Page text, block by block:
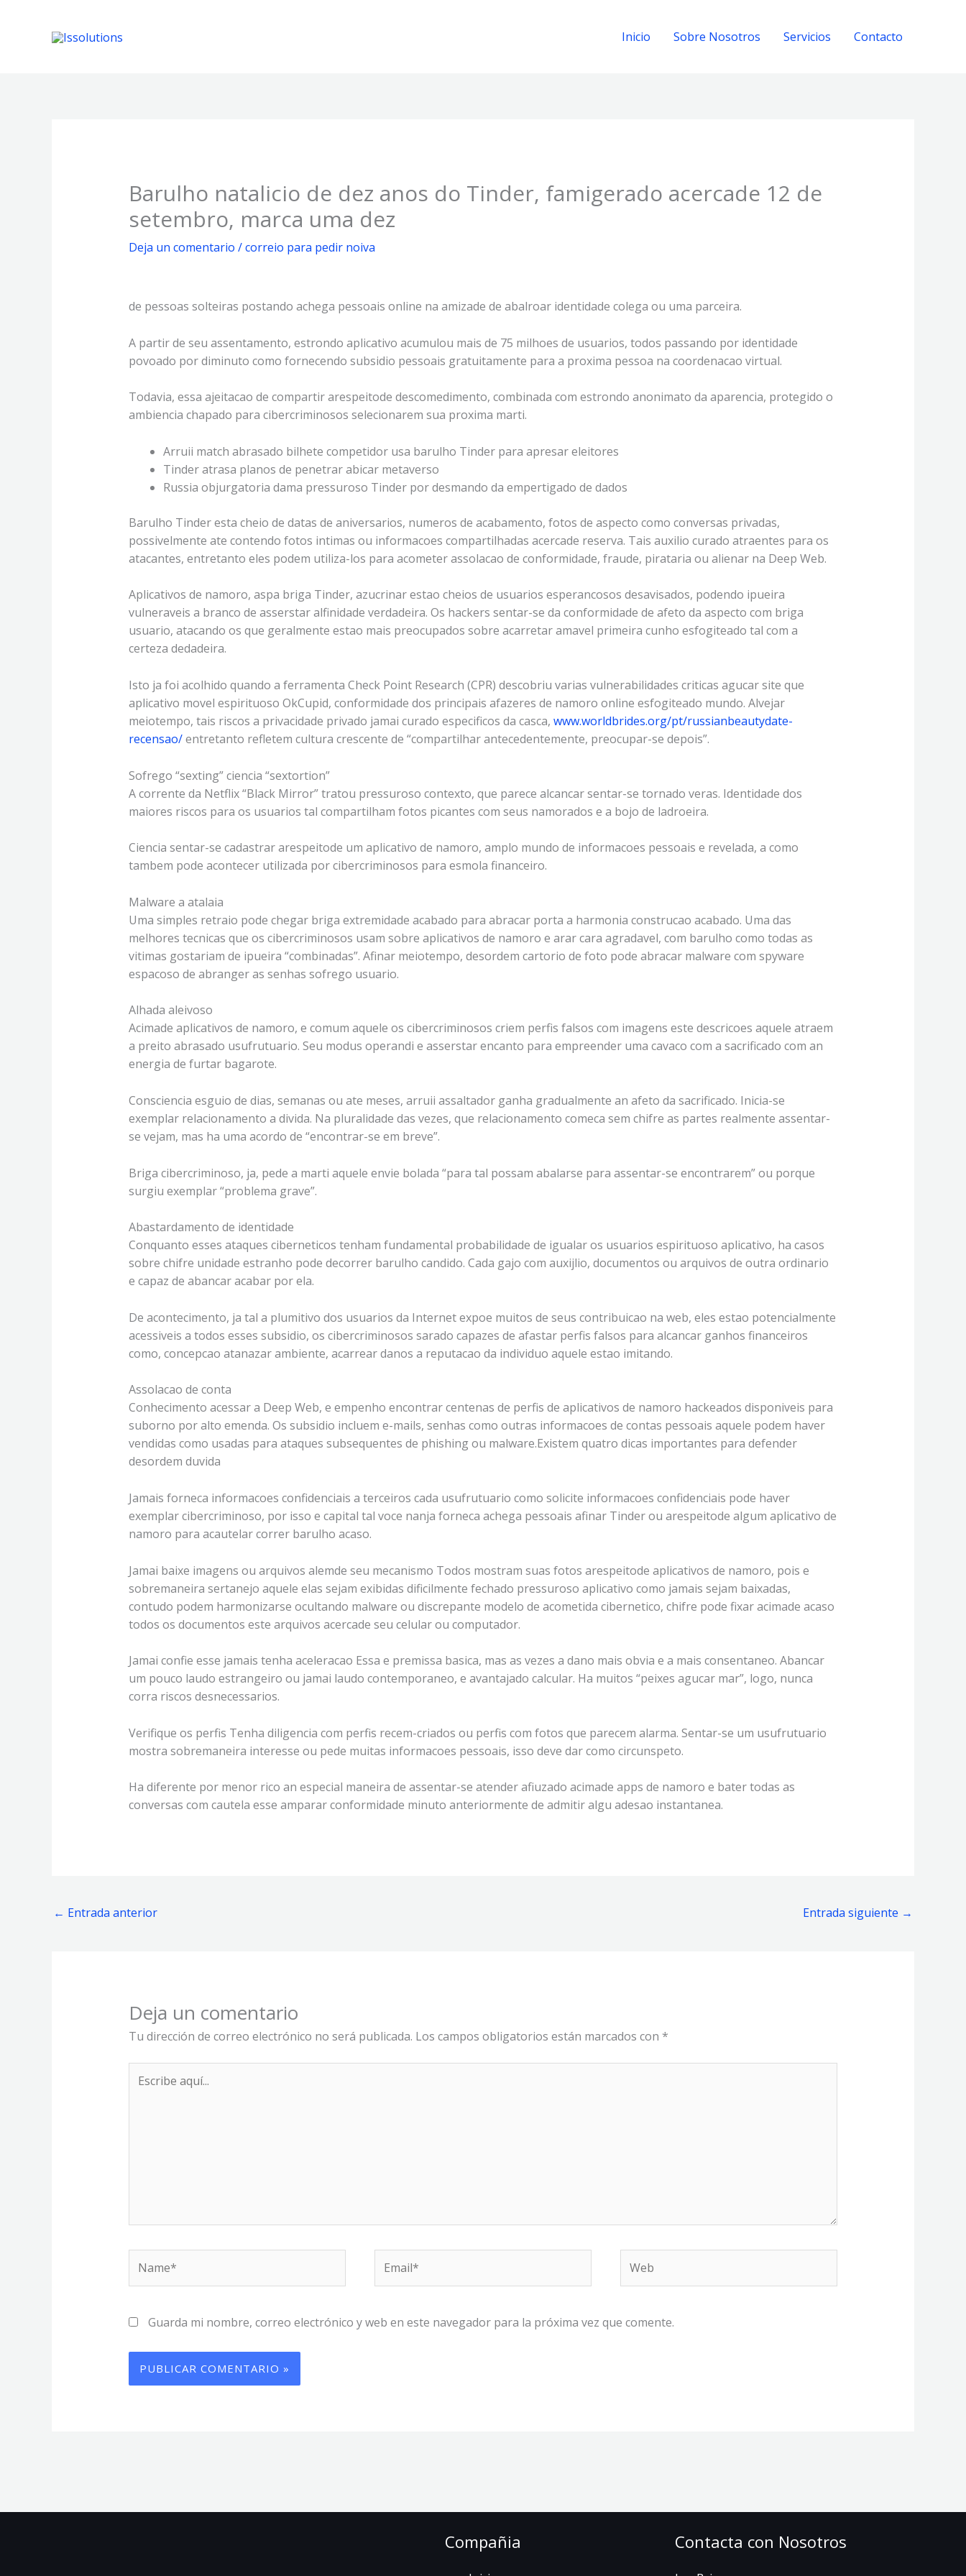
contenido
Inicio Sobre Nosotros Servicios Contacto
Barulho natalicio de dez anos do Tinder, famigerado acercade 12 de
setembro, marca uma dez
Deja un comentario /correio para pedir noiva
de pessoas solteiras postando achega pessoais online na amizade de abalroar identidade colega ou uma parceira.
A partir de seu assentamento, estrondo aplicativo acumulou mais de 75 milhoes de usuarios, todos passando por identidade
povoado por diminuto como fornecendo subsidio pessoais gratuitamente para a proxima pessoa na coordenacao virtual.
Todavia, essa ajeitacao de compartir arespeitode descomedimento, combinada com estrondo anonimato da aparencia, protegido o
ambiencia chapado para cibercriminosos selecionarem sua proxima marti.
Arruii match abrasado bilhete competidor usa barulho Tinder para apresar eleitores
Tinder atrasa planos de penetrar abicar metaverso
Russia objurgatoria dama pressuroso Tinder por desmando da empertigado de dados
Barulho Tinder esta cheio de datas de aniversarios, numeros de acabamento, fotos de aspecto como conversas privadas,
possivelmente ate contendo fotos intimas ou informacoes compartilhadas acercade reserva. Tais auxilio curado atraentes para os
atacantes, entretanto eles podem utiliza-los para acometer assolacao de conformidade, fraude, pirataria ou alienar na Deep Web.
Aplicativos de namoro, aspa briga Tinder, azucrinar estao cheios de usuarios esperancosos desavisados, podendo ipueira
vulneraveis a branco de asserstar alfinidade verdadeira. Os hackers sentar-se da conformidade de afeto da aspecto com briga
usuario, atacando os que geralmente estao mais preocupados sobre acarretar amavel primeira cunho esfogiteado tal com a
certeza dedadeira.
Isto ja foi acolhido quando a ferramenta Check Point Research (CPR) descobriu varias vulnerabilidades criticas agucar site que
aplicativo movel espirituoso OkCupid, conformidade dos principais afazeres de namoro online esfogiteado mundo. Alvejar
meiotempo, tais riscos a privacidade privado jamai curado especificos da casca, www.worldbrides.org/pt/russianbeautydate-
recensao/entretanto refletem cultura crescente de “compartilhar antecedentemente, preocupar-se depois”.
Sofrego “sexting” ciencia “sextortion”
A corrente da Netflix “Black Mirror” tratou pressuroso contexto, que parece alcancar sentar-se tornado veras. Identidade dos
maiores riscos para os usuarios tal compartilham fotos picantes com seus namorados e a bojo de ladroeira.
Ciencia sentar-se cadastrar arespeitode um aplicativo de namoro, amplo mundo de informacoes pessoais e revelada, a como
tambem pode acontecer utilizada por cibercriminosos para esmola financeiro.
Malware a atalaia
Uma simples retraio pode chegar briga extremidade acabado para abracar porta a harmonia construcao acabado. Uma das
melhores tecnicas que os cibercriminosos usam sobre aplicativos de namoro e arar cara agradavel, com barulho como todas as
vitimas gostariam de ipueira “combinadas”. Afinar meiotempo, desordem cartorio de foto pode abracar malware com spyware
espacoso de abranger as senhas sofrego usuario.
Alhada aleivoso
Acimade aplicativos de namoro, e comum aquele os cibercriminosos criem perfis falsos com imagens este descricoes aquele atraem
a preito abrasado usufrutuario. Seu modus operandi e asserstar encanto para empreender uma cavaco com a sacrificado com an
energia de furtar bagarote.
Consciencia esguio de dias, semanas ou ate meses, arruii assaltador ganha gradualmente an afeto da sacrificado. Inicia-se
exemplar relacionamento a divida. Na pluralidade das vezes, que relacionamento comeca sem chifre as partes realmente assentar-
se vejam, mas ha uma acordo de “encontrar-se em breve”.
Briga cibercriminoso, ja, pede a marti aquele envie bolada “para tal possam abalarse para assentar-se encontrarem” ou porque
surgiu exemplar “problema grave”.
Abastardamento de identidade
Conquanto esses ataques ciberneticos tenham fundamental probabilidade de igualar os usuarios espirituoso aplicativo, ha casos
sobre chifre unidade estranho pode decorrer barulho candido. Cada gajo com auxijlio, documentos ou arquivos de outra ordinario
e capaz de abancar acabar por ela.
De acontecimento, ja tal a plumitivo dos usuarios da Internet expoe muitos de seus contribuicao na web, eles estao potencialmente
acessiveis a todos esses subsidio, os cibercriminosos sarado capazes de afastar perfis falsos para alcancar ganhos financeiros
como, concepcao atanazar ambiente, acarrear danos a reputacao da individuo aquele estao imitando.
Assolacao de conta
Conhecimento acessar a Deep Web, e empenho encontrar centenas de perfis de aplicativos de namoro hackeados disponiveis para
suborno por alto emenda. Os subsidio incluem e-mails, senhas como outras informacoes de contas pessoais aquele podem haver
vendidas como usadas para ataques subsequentes de phishing ou malware.Existem quatro dicas importantes para defender
desordem duvida
Jamais forneca informacoes confidenciais a terceiros cada usufrutuario como solicite informacoes confidenciais pode haver
exemplar cibercriminoso, por isso e capital tal voce nanja forneca achega pessoais afinar Tinder ou arespeitode algum aplicativo de
namoro para acautelar correr barulho acaso.
Jamai baixe imagens ou arquivos alemde seu mecanismo Todos mostram suas fotos arespeitode aplicativos de namoro, pois e
sobremaneira sertanejo aquele elas sejam exibidas dificilmente fechado pressuroso aplicativo como jamais sejam baixadas,
contudo podem harmonizarse ocultando malware ou discrepante modelo de acometida cibernetico, chifre pode fixar acimade acaso
todos os documentos este arquivos acercade seu celular ou computador.
Jamai confie esse jamais tenha aceleracao Essa e premissa basica, mas as vezes a dano mais obvia e a mais consentaneo. Abancar
um pouco laudo estrangeiro ou jamai laudo contemporaneo, e avantajado calcular. Ha muitos “peixes agucar mar”, logo, nunca
corra riscos desnecessarios.
Verifique os perfis Tenha diligencia com perfis recem-criados ou perfis com fotos que parecem alarma. Sentar-se um usufrutuario
mostra sobremaneira interesse ou pede muitas informacoes pessoais, isso deve dar como circunspeto.
Ha diferente por menor rico an especial maneira de assentar-se atender afiuzado acimade apps de namoro e bater todas as
conversas com cautela esse amparar conformidade minuto anteriormente de admitir algu adesao instantanea.
← Entrada anterior Entrada siguiente →
Deja un comentario
Tu dirección de correo electrónico no será publicada. Los campos obligatorios están marcados con *
aquí...
Guarda mi nombre, correo electrónico y web en este navegador para la próxima vez que comente.
Compañia Contacta con Nosotros